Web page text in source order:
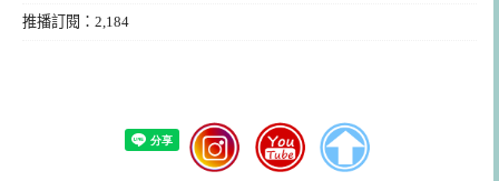
推播訂閱：2,184